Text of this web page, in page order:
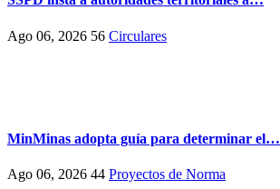
Ago 06, 2026 56 Circulares
MinMinas adopta guía para determinar el…
Ago 06, 2026 44 Proyectos de Norma